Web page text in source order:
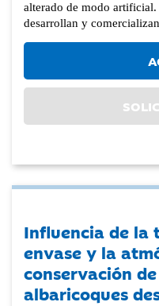
alterado de modo
desarrollan y
Influencia de la
envase y la
conservación
albaricoques